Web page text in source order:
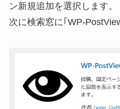
ン新規追加を選択します。
次に検索窓に｢WP-